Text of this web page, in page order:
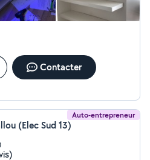
Contacter
Auto-entrepreneur
(Elec Sud 13)